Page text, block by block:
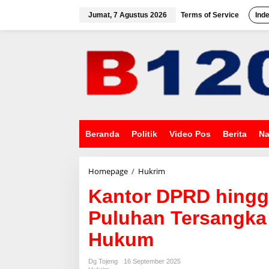
Jumat, 7 Agustus 2026 Terms of Service
Beranda Politik Video Pos Berita
Homepage / Hukrim
n
t
R
Kantor DPRD
Puluhan
Hukum
Dg Tojeng
16 September 2025